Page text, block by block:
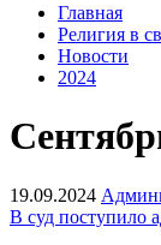
Главная
Религия в
Новости
2024
19.09.2024
В суд поступило